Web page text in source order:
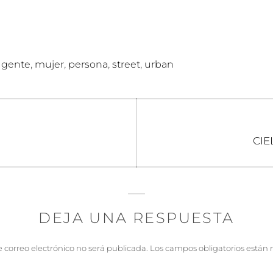
gente, mujer, persona, street, urban
DEJA UNA RESPUESTA
correo electrónico no será publicada. Los campos obligatorios están